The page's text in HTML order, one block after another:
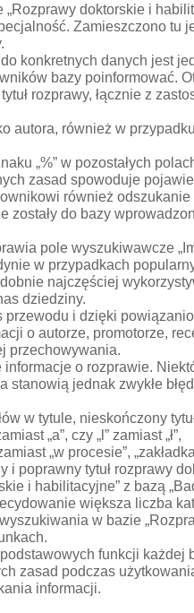
doktorskie i
Zamieszczono tu
konkretnych danych jest
bazy poinformować.
rozprawy, łącznie z
autora, również w
„%” w pozostałych
zasad spowoduje
również
zostały do bazy
pole wyszukiwawcze
w przypadkach
najczęściej
dziedziny.
i dzięki
o autorze, promotorze,
przechowywania.
o rozprawie.
stanowią jednak zwykłe
w tytule, nieskończony
„a”, czy „l” zamiast „ł”,
„w procesie”,
i poprawny tytuł rozprawy
i habilitacyjne” z bazą
większa liczba
w bazie
funkcji każdej
zasad podczas
informacji.